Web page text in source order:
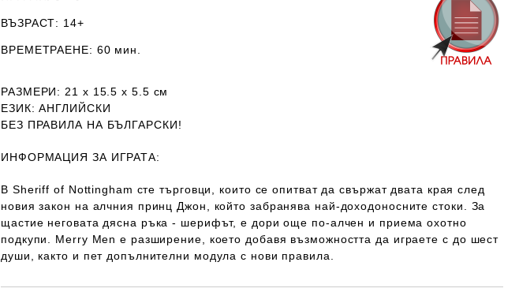
ВЪЗРАСТ: 14+
ВРЕМЕТРАЕНЕ: 60 мин.
РАЗМЕРИ: 21 х 15.5 х 5.5 см
ЕЗИК: АНГЛИЙСКИ
БЕЗ ПРАВИЛА НА БЪЛГАРСКИ!
ИНФОРМАЦИЯ ЗА ИГРАТА:
В Sheriff of Nottingham сте търговци, които се опитват да свържат двата края след
новия закон на алчния принц Джон, който забранява най-доходоносните стоки. За
щастие неговата дясна ръка - шерифът, е дори още по-алчен и приема охотно
подкупи. Merry Men е разширение, което добавя възможността да играете с до шест
души, както и пет допълнителни модула с нови правила.